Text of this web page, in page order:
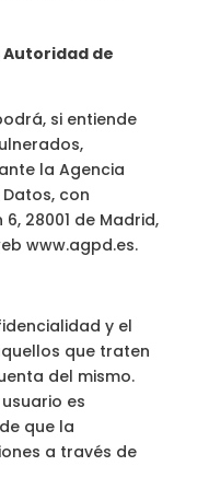
de
si entiende
la Agencia
con
28001 de Madrid,
www.agpd.es.
y el
que traten
del mismo.
es
que la
a través de